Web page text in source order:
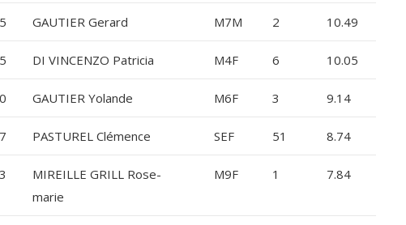
GAUTIER Gerard M7M 2 10.49
DI VINCENZO Patricia M4F 6 10.05
GAUTIER Yolande M6F 3 9.14
PASTUREL Clémence SEF 51 8.74
MIREILLE GRILL Rose-
marie
M9F 1 7.84